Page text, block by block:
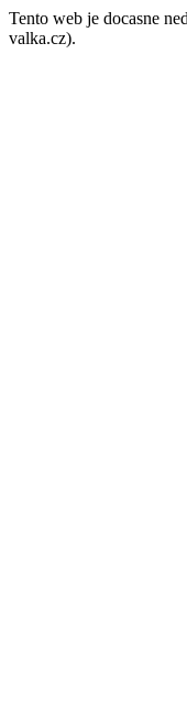
Tento web je docasne
valka.cz).